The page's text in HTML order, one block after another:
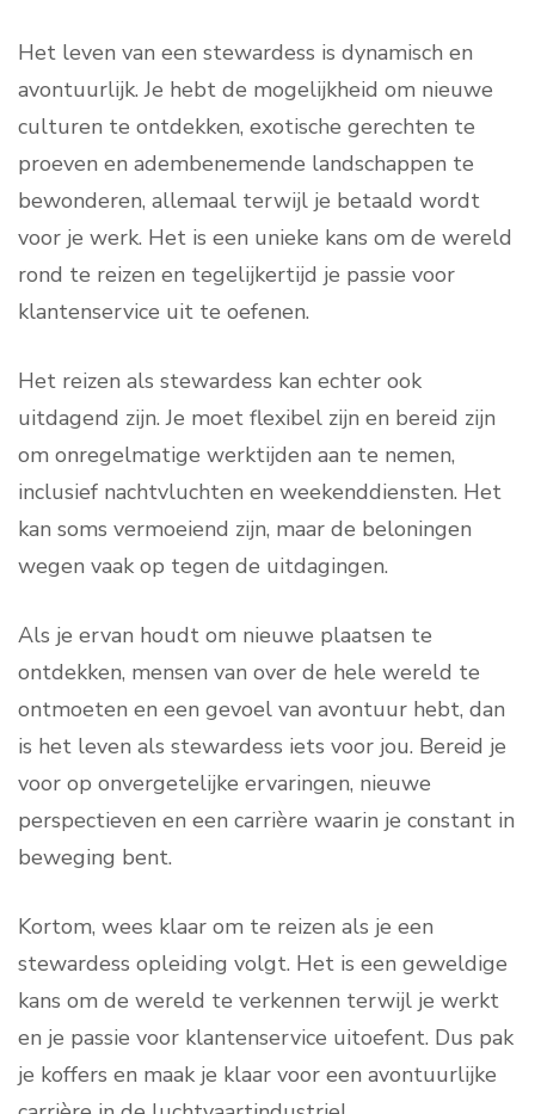
Het leven van een stewardess is dynamisch en
avontuurlijk. Je hebt de mogelijkheid om nieuwe
culturen te ontdekken, exotische gerechten te
proeven en adembenemende landschappen te
bewonderen, allemaal terwijl je betaald wordt
voor je werk. Het is een unieke kans om de wereld
rond te reizen en tegelijkertijd je passie voor
klantenservice uit te oefenen.
Het reizen als stewardess kan echter ook
uitdagend zijn. Je moet flexibel zijn en bereid zijn
om onregelmatige werktijden aan te nemen,
inclusief nachtvluchten en weekenddiensten. Het
kan soms vermoeiend zijn, maar de beloningen
wegen vaak op tegen de uitdagingen.
Als je ervan houdt om nieuwe plaatsen te
ontdekken, mensen van over de hele wereld te
ontmoeten en een gevoel van avontuur hebt, dan
is het leven als stewardess iets voor jou. Bereid je
voor op onvergetelijke ervaringen, nieuwe
perspectieven en een carrière waarin je constant in
beweging bent.
Kortom, wees klaar om te reizen als je een
stewardess opleiding volgt. Het is een geweldige
kans om de wereld te verkennen terwijl je werkt
en je passie voor klantenservice uitoefent. Dus pak
je koffers en maak je klaar voor een avontuurlijke